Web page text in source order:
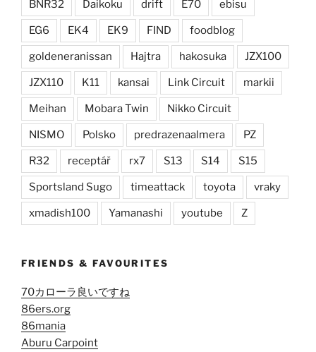
BNR32 Daikoku drift E70 ebisu
EG6 EK4 EK9 FIND foodblog
goldeneranissan Hajtra hakosuka JZX100
JZX110 K11 kansai Link Circuit markii
Meihan Mobara Twin Nikko Circuit
NISMO Polsko predrazenaalmera PZ
R32 receptář rx7 S13 S14 S15
Sportsland Sugo timeattack toyota vraky
xmadish100 Yamanashi youtube Z
FRIENDS & FAVOURITES
70カローラ良いですね
86ers.org
86mania
Aburu Carpoint